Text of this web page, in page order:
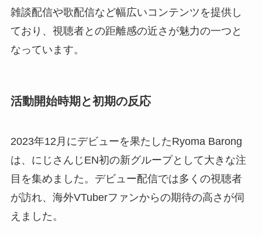
雑談配信や歌配信など幅広いコンテンツを提供し
ており、視聴者との距離感の近さが魅力の一つと
なっています。
活動開始時期と初期の反応
2023年12月にデビューを果たしたRyoma Barong
は、にじさんじEN初の新グループとして大きな注
目を集めました。デビュー配信では多くの視聴者
が訪れ、海外VTuberファンからの期待の高さが伺
えました。